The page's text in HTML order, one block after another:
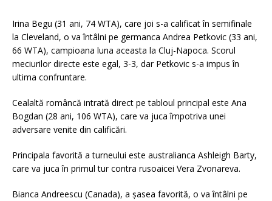
Irina Begu (31 ani, 74 WTA), care joi s-a calificat în semifinale
la Cleveland, o va întâlni pe germanca Andrea Petkovic (33 ani,
66 WTA), campioana luna aceasta la Cluj-Napoca. Scorul
meciurilor directe este egal, 3-3, dar Petkovic s-a impus în
ultima confruntare.
Cealaltă româncă intrată direct pe tabloul principal este Ana
Bogdan (28 ani, 106 WTA), care va juca împotriva unei
adversare venite din calificări.
Principala favorită a turneului este australianca Ashleigh Barty,
care va juca în primul tur contra rusoaicei Vera Zvonareva.
Bianca Andreescu (Canada), a şasea favorită, o va întâlni pe